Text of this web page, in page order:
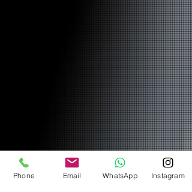
Phone Email WhatsApp Instagram